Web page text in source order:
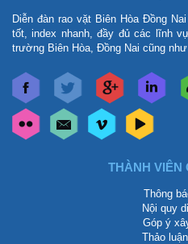
Diễn đàn rao vặt Biên Hòa Đồng Nai
tốt, index nhanh, đầy đủ các lĩnh
trường Biên Hòa, Đồng Nai cũng
THÀNH VIÊN
Thông
Nội quy
Góp ý
Thảo